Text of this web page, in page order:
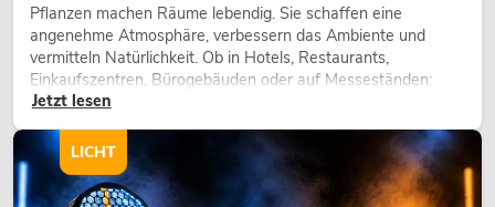
OMNITRONIC PM-211P DJ-Mixer mit
Player
No. 10006873Artikel nicht mehr verfügbar
Pflanzen machen Räume lebendig. Sie schaffen eine
angenehme Atmosphäre, verbessern das Ambiente und
vermitteln Natürlichkeit. Ob in Hotels, Restaurants,
Einkaufszentren, Bürogebäuden oder auf Messeständen:
eine hochwertige Begrünung gehört heute längst zum
Jetzt lesen
LICHT